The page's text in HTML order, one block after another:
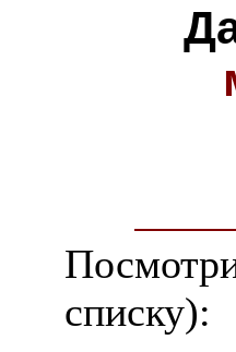
списку):